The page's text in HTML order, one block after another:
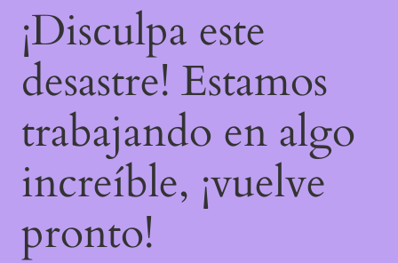
¡Disculpa este
desastre! Estamos
trabajando en algo
increíble, ¡vuelve
pronto!